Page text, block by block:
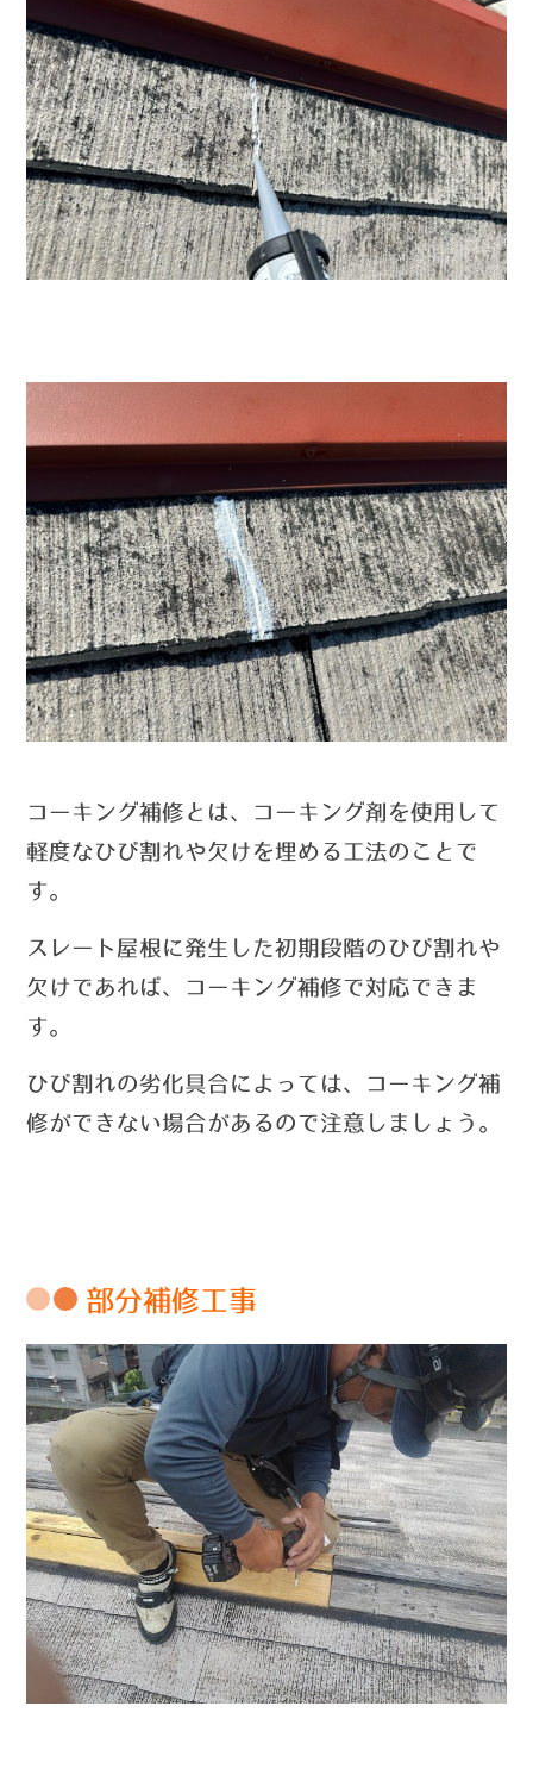
コーキング補修とは、コーキング剤を使用して
軽度なひび割れや欠けを埋める工法のことで
す。
スレート屋根に発生した初期段階のひび割れや
欠けであれば、コーキング補修で対応できま
す。
ひび割れの劣化具合によっては、コーキング補
修ができない場合があるので注意しましょう。
部分補修工事